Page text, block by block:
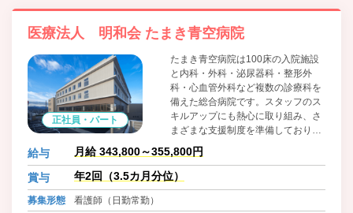
医療法人 明和会 たまき青空病院
正社員・パート
たまき青空病院は100床の入院施設
と内科・外科・泌尿器科・整形外
科・心血管外科など複数の診療科を
備えた総合病院です。スタッフのス
キルアップにも熱心に取り組み、さ
まざまな支援制度を準備しておりま
す。また、各種保険・社宅・保育園
など福利厚生にも熱心に取り組み、
厚生労働省や徳島県から表彰されて
きました。これからもやりがいがあ
給与 月給 343,800～355,800円
賞与 年2回（3.5カ月分位）
募集形態
看護師（日勤常勤）